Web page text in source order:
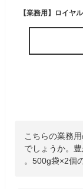
【業務用】ロイヤ
こちらの業務
でしょうか。
。500g袋×2個